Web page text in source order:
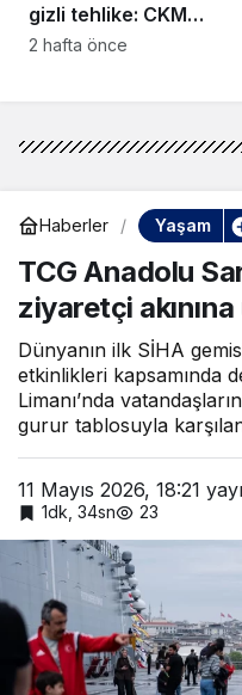
gizli tehlike: CKM
sendromu nedir?
2 hafta önce
Haberler Yaşam
TCG Anadolu
ziyaretçi akınına
Dünyanın ilk SİHA
etkinlikleri kapsamında
Limanı’nda
gurur tablosuyla
11 Mayıs 2026, 18:21
1dk, 34sn 23